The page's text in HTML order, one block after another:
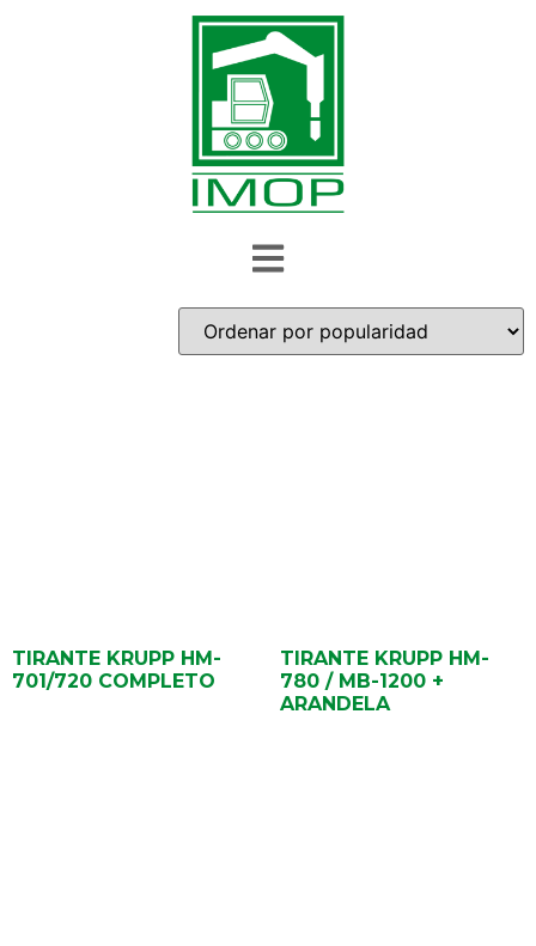
TIRANTE KRUPP HM-
701/720 COMPLETO
TIRANTE KRUPP HM-
780 / MB-1200 +
ARANDELA